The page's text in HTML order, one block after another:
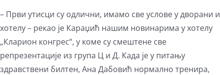
– Први утисци су одлични, имамо све услове у дворани и
хотелу – рекао је Караџић нашим новинарима у хотелу
„Кларион конгрес“, у коме су смештене све
репрезентације из група Ц и Д. Када је у питању
здравствени билтен, Ана Дабовић нормално тренира,